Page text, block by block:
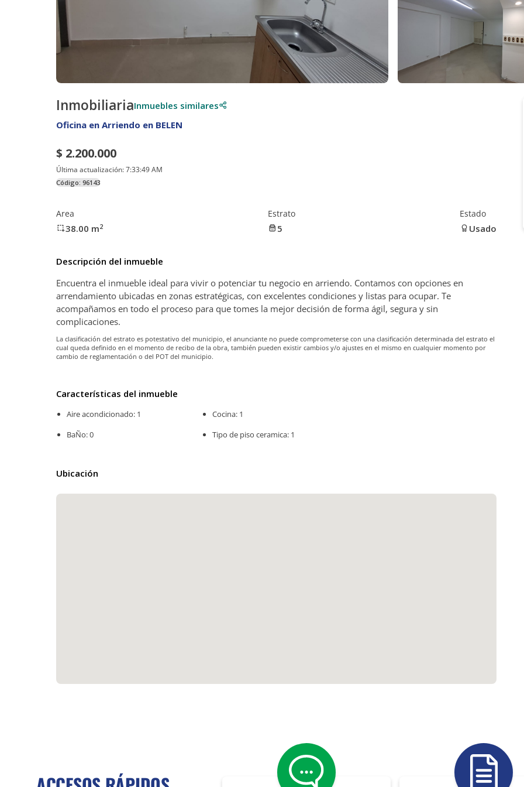
InmobiliariaInmuebles similares
Oficina en Arriendo en BELEN
$ 2.200.000
Última actualización:7:33:49 AM
Código: 96143
Area
38.00 m2
Estrato
5
Estado
Usado
Descripción del inmueble
Encuentra el inmueble ideal para vivir o potenciar tu negocio en arriendo. Contamos con opciones en
arrendamiento ubicadas en zonas estratégicas, con excelentes condiciones y listas para ocupar. Te
acompañamos en todo el proceso para que tomes la mejor decisión de forma ágil, segura y sin
complicaciones.
La clasificación del estrato es potestativo del municipio, el anunciante no puede comprometerse con una clasificación determinada del estrato el
cual queda definido en el momento de recibo de la obra, también pueden existir cambios y/o ajustes en el mismo en cualquier momento por
cambio de reglamentación o del POT del municipio.
Características del inmueble
Aire acondicionado: 1
BaÑo: 0
Cocina: 1
Tipo de piso ceramica: 1
Ubicación